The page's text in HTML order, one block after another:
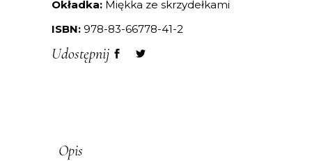
Okładka: Miękka ze skrzydełkami
ISBN: 978-83-66778-41-2
Udostępnij
Opis